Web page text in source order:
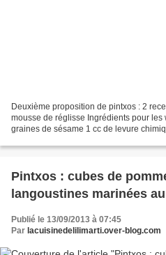
Deuxième proposition de pintxos : 2
mousse de réglisse Ingrédients pour
graines de sésame 1 cc de levure
Pintxos : cubes de
langoustines marinées
Publié le 13/09/2013 à 07:45
Par lacuisinedelilimarti.over-blog.com